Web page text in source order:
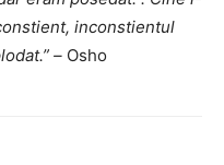
inconstientul
– Osho